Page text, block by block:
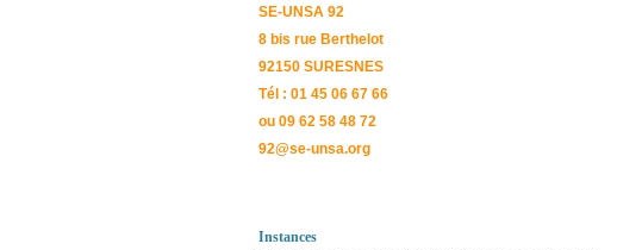
SE-UNSA 92
8 bis rue Berthelot
92150 SURESNES
Tél : 01 45 06 67 66
ou 09 62 58 48 72
92@se-unsa.org
Instances